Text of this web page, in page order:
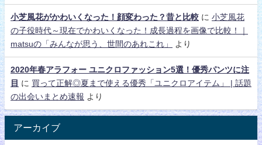
小芝風花がかわいくなった！顔変わった？昔と比較 に 小芝風花
の子役時代～現在でかわいくなった！成長過程を画像で比較！｜
matsuの「みんなが思う、世間のあれこれ」
より
2020年春アラフォー ユニクロファッション5選！優秀パンツに注
目 に 買って正解◎夏まで使える優秀「ユニクロアイテム」 | 話題
の出会いまとめ速報 より
アーカイブ